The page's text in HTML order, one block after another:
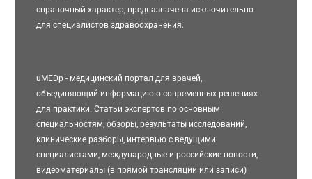
справочный характер, предназначена исключительно
для специалистов здравоохранения.
uMEDp - медицинский портал для врачей,
объединяющий информацию о современных решениях
для практики. Статьи экспертов по основным
специальностям, обзоры, результаты исследований,
клинические разборы, интервью с ведущими
специалистами, международные и российские новости,
видеоматериалы (в прямой трансляции или записи)